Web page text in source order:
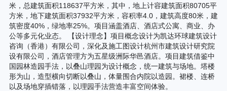
米，总建筑面积118637平方米，其中，地上计容建筑面积80705平
方米，地下建筑面积37932平方米，容积率4.0，建筑高度80米，建
筑密度40%，绿地率25%。项目涵盖酒店、酒店式公寓、商业、办
公等多元化业态。 【设计理念】项目概念设计为凯达环球建筑设计
咨询（香港）有限公司，深化及施工图设计杭州市建筑设计研究院
设有限公司，酒店管理方为五星级洲际华邑酒店。项目建筑借鉴中
国园林造园手法，以叠山理园为设计概念，统一建筑与场地。塔楼
形为山，造型横向切断以叠山，体量围合内院以造园。裙楼、连桥
以及场地穿插错落，以理园手法营造丰富空间体验。